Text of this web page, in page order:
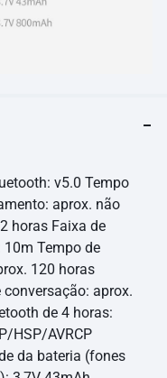
v5.0 Tempo
aprox. não
horas Faixa de
10m Tempo de
120 horas
conversação: aprox.
de 4 horas:
HSP/AVRCP
da bateria (fones